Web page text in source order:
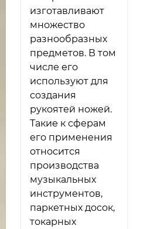
изготавливают
множество
разнообразных
предметов. В том
числе его
используют для
создания
рукоятей ножей.
Такие к сферам
его применения
относится
производства
музыкальных
инструментов,
паркетных досок,
токарных